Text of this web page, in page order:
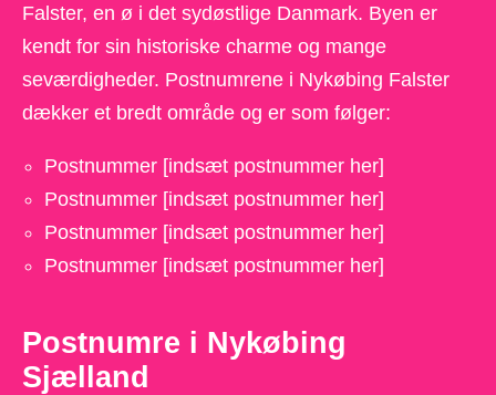
Falster, en ø i det sydøstlige Danmark. Byen er
kendt for sin historiske charme og mange
seværdigheder. Postnumrene i Nykøbing Falster
dækker et bredt område og er som følger:
Postnummer [indsæt postnummer her]
Postnummer [indsæt postnummer her]
Postnummer [indsæt postnummer her]
Postnummer [indsæt postnummer her]
Postnumre i Nykøbing
Sjælland